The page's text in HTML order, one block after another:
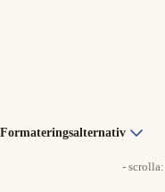
Formateringsalternativ
- scrolla: